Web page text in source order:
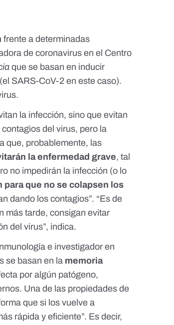
frente a determinadas
de coronavirus en el Centro
que se basan en inducir
SARS-CoV-2 en este caso).
la infección, sino que evitan
del virus, pero la
que, probablemente, las
la enfermedad grave, tal
no impedirán la infección (o lo
para que no se colapsen los
dando los contagios”. “Es de
más tarde, consigan evitar
del virus”, indica.
e investigador en
se basan en la memoria
por algún patógeno,
Una de las propiedades de
que si los vuelve a
rápida y eficiente”. Es decir,